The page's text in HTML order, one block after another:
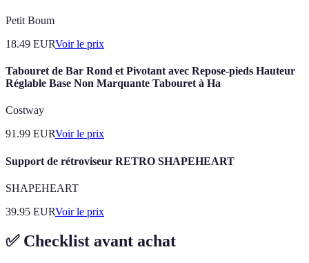
Petit Boum
18.49 EURVoir le prix
Tabouret de Bar Rond et Pivotant avec Repose-pieds Hauteur
Réglable Base Non Marquante Tabouret à Ha
Costway
91.99 EURVoir le prix
Support de rétroviseur RETRO SHAPEHEART
SHAPEHEART
39.95 EURVoir le prix
✅ Checklist avant achat